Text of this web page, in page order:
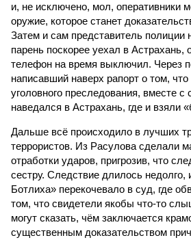
и, не исключено, мол, оперативники
оружие, которое станет
Затем и сам представитель полиции
парень поскорее уехал в Астрахань,
телефон на время выключил. Через
написавший наверх рапорт о том,
уголовного преследования, вместе
наведался в Астрахань, где и взяли
Дальше всё происходило в лучших
террористов. Из Расулова сделали
отработки ударов, пригрозив, что
сестру. Следствие длилось недолго,
Ботлиха» перекочевало в суд, где
том, что свидетели якобы что-то
могут сказать, чём заключается
существенным доказательством